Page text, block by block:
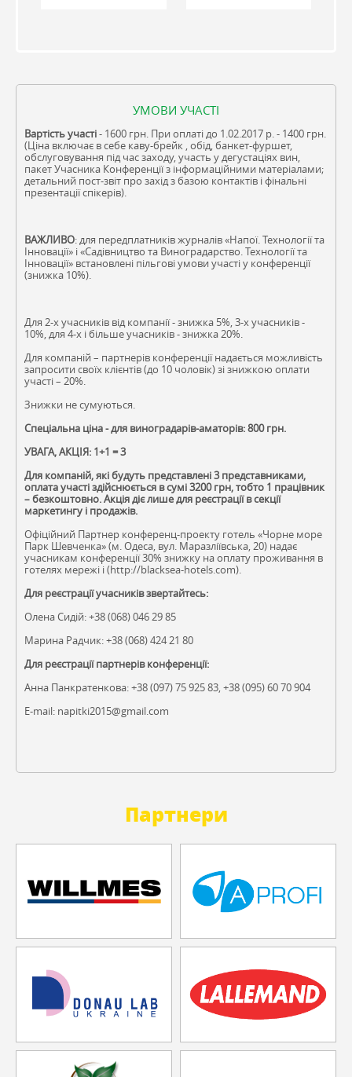
УМОВИ УЧАСТІ
Вартість участі- 1600 грн. При оплаті до 1.02.2017 р. - 1400 грн.
(Ціна включає в себе каву-брейк , обід, банкет-фуршет,
обслуговування під час заходу, участь у дегустаціях вин,
пакет Учасника Конференції з інформаційними матеріалами;
детальний пост-звіт про захід з базою контактів і фінальні
презентації спікерів).
ВАЖЛИВО: для передплатників журналів «Напої. Технології та
Інновації» і «Садівництво та Виноградарство. Технології та
Інновації» встановлені пільгові умови участі у конференції
(знижка 10%).
Для 2-х учасників від компанії - знижка 5%, 3-х учасників -
10%, для 4-х і більше учасників - знижка 20%.
Для компаній – партнерів конференції надається можливість
запросити своїх клієнтів (до 10 чоловік) зі знижкою оплати
участі – 20%.
Знижки не сумуються.
Спеціальна ціна - для виноградарів-аматорів: 800 грн.
УВАГА, АКЦІЯ: 1+1 = 3
Для компаній, які будуть представлені 3 представниками,
оплата участі здійснюється в сумі 3200 грн, тобто 1 працівник
– безкоштовно. Акція діє лише для реєстрації в секції
маркетингу і продажів.
Офіційний Партнер конференц-проекту готель «Чорне море
Парк Шевченка» (м. Одеса, вул. Маразліївська, 20) надає
учасникам конференції 30% знижку на оплату проживання в
готелях мережі і (http://blacksea-hotels.com).
Для реєстрації учасників звертайтесь:
Олена Сидій: +38 (068) 046 29 85
Марина Радчик: +38 (068) 424 21 80
Для реєстрації партнерів конференції:
Анна Панкратенкова: +38 (097) 75 925 83, +38 (095) 60 70 904
E-mail: napitki2015@gmail.com
Партнери